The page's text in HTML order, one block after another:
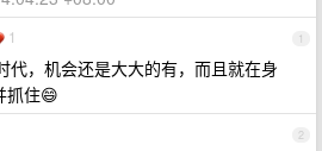
1
1
代，机会还是大大的有，而且就在身
抓住😄
2